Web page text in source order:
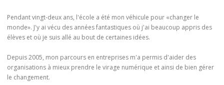
Pendant vingt-deux ans, l'école a été mon véhicule pour «changer le
monde». J'y ai vécu des années fantastiques où j'ai beaucoup appris des
élèves et où je suis allé au bout de certaines idées.
Depuis 2005, mon parcours en entreprises m'a permis d'aider des
organisations à mieux prendre le virage numérique et ainsi de bien gérer
le changement.